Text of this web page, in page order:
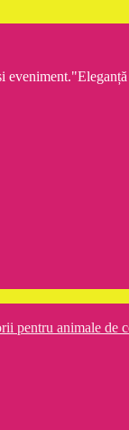
pentru animale de